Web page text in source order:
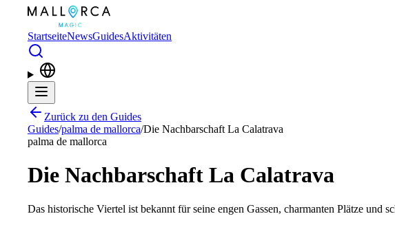
Zum Hauptinhalt springen
StartseiteNewsGuidesAktivitäten
Zurück zu den Guides
Guides/palma de mallorca/Die Nachbarschaft La Calatrava
palma de mallorca
Die Nachbarschaft La Calatrava
Das historische Viertel ist bekannt für seine engen Gassen, charmanten Plätze